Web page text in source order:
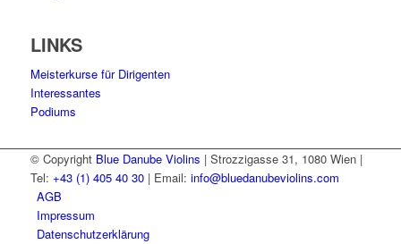
LINKS
Meisterkurse für Dirigenten
Interessantes
Podiums
© Copyright Blue Danube Violins | Strozzigasse 31, 1080 Wien |
Tel: +43 (1) 405 40 30| Email: info@bluedanubeviolins.com
AGB
Impressum
Datenschutzerklärung